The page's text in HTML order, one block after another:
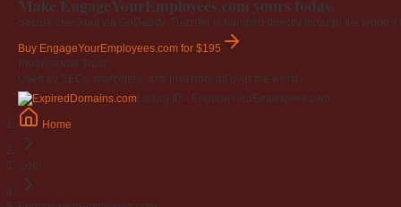
Make EngageYourEmployees.com yours today.
Secure checkout via GoDaddy. Transfer is handled directly through the world's
Buy EngageYourEmployees.com for $195
Professional Trust
Used by SEOs, marketers, and investors all over the world.
Listing ID · EngageYourEmployees.com
Home
.com